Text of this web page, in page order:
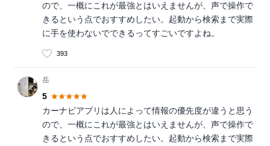
ので、一概にこれが最強とはいえませんが、声で操作で
きるという点でおすすめしたい。起動から検索まで実際
に手を使わないでできるってすごいですよね。
393
岳
5
カーナビアプリは人によって情報の優先度が違うと思う
ので、一概にこれが最強とはいえませんが、声で操作で
きるという点でおすすめしたい。起動から検索まで実際